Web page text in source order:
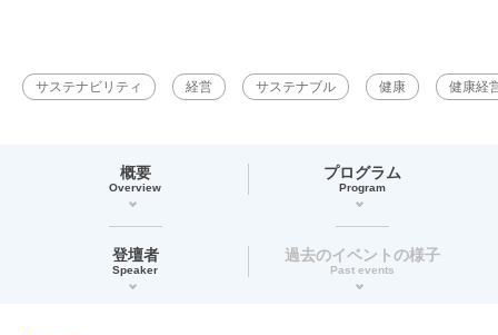
サステナビリティ 経営 サステナブル 健康 健康経
概要
Overview
プログラム
Program
登壇者
Speaker
過去のイベントの様子
Past events